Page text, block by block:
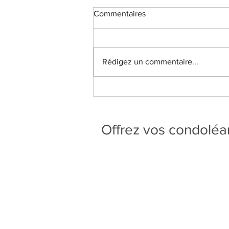
Commentaires
Rédigez un commentaire...
Offrez vos